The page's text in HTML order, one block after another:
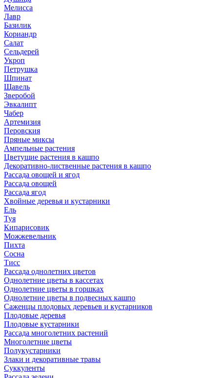
Мелисса
Лавр
Базилик
Кориандр
Салат
Сельдерей
Укроп
Петрушка
Шпинат
Щавель
Зверобой
Эвкалипт
Чабер
Артемизия
Перовския
Пряные миксы
Ампельные растения
Цветущие растения в кашпо
Декоративно-лиственные растения в кашпо
Рассада овощей и ягод
Рассада овощей
Рассада ягод
Хвойные деревья и кустарники
Ель
Туя
Кипарисовик
Можжевельник
Пихта
Сосна
Тисc
Рассада однолетних цветов
Однолетние цветы в кассетах
Однолетние цветы в горшках
Однолетние цветы в подвесных кашпо
Саженцы плодовых деревьев и кустарников
Плодовые деревья
Плодовые кустарники
Рассада многолетних растений
Многолетние цветы
Полукустарники
Злаки и декоративные травы
Суккуленты